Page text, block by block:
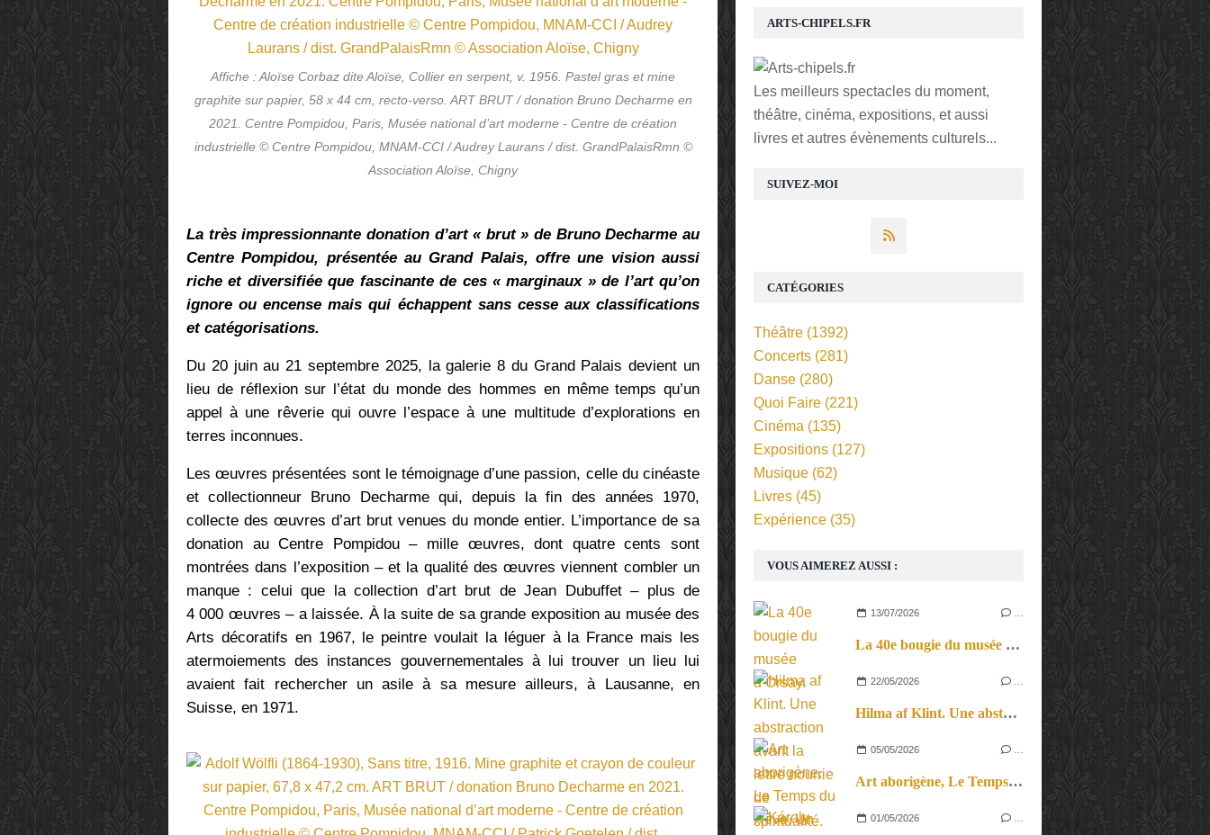
Affiche : Aloïse Corbaz dite Aloïse, Collier en serpent, v. 1956. Pastel gras et mine
graphite sur papier, 58 x 44 cm, recto-verso. ART BRUT / donation Bruno Decharme en
2021. Centre Pompidou, Paris, Musée national d’art moderne - Centre de création
industrielle © Centre Pompidou, MNAM-CCI / Audrey Laurans / dist. GrandPalaisRmn ©
Association Aloïse, Chigny
La très impressionnante donation d’art « brut » de Bruno Decharme au
Centre Pompidou, présentée au Grand Palais, offre une vision aussi
riche et diversifiée que fascinante de ces « marginaux » de l’art qu’on
ignore ou encense mais qui échappent sans cesse aux classifications
et catégorisations.
Du 20 juin au 21 septembre 2025, la galerie 8 du Grand Palais devient un
lieu de réflexion sur l’état du monde des hommes en même temps qu’un
appel à une rêverie qui ouvre l’espace à une multitude d’explorations en
terres inconnues.
Les œuvres présentées sont le témoignage d’une passion, celle du cinéaste
et collectionneur Bruno Decharme qui, depuis la fin des années 1970,
collecte des œuvres d’art brut venues du monde entier. L’importance de sa
donation au Centre Pompidou – mille œuvres, dont quatre cents sont
montrées dans l’exposition – et la qualité des œuvres viennent combler un
manque : celui que la collection d’art brut de Jean Dubuffet – plus de
4 000 œuvres – a laissée. À la suite de sa grande exposition au musée des
Arts décoratifs en 1967, le peintre voulait la léguer à la France mais les
atermoiements des instances gouvernementales à lui trouver un lieu lui
avaient fait rechercher un asile à sa mesure ailleurs, à Lausanne, en
Suisse, en 1971.
SUIVEZ-MOI
ARTS-CHIPELS.FR
Les meilleurs spectacles du moment,
théâtre, cinéma, expositions, et aussi
livres et autres évènements culturels...
VOUS AIMEREZ AUSSI :
13/07/2026
La 40e bougie du musée d’Orsay.
22/05/2026
Hilma af Klint. Une abstraction avant la lettre nourrie de spiritualité.
05/05/2026
Art aborigène, Le Temps du Rêve. Un parcours initiatique au Musée de Lodève, dans l’Hérault.
01/05/2026
CATÉGORIES
Théâtre (1392)
Concerts (281)
Danse (280)
Quoi Faire (221)
Cinéma (135)
Expositions (127)
Musique (62)
Livres (45)
Expérience (35)